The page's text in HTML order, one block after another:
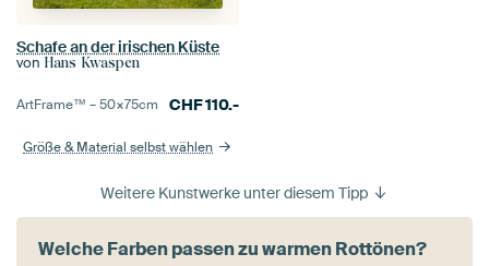
Schafe an der irischen Küste
von Hans Kwaspen
ArtFrame™ –50×75cm CHF110.-
Größe & Material selbst wählen
Weitere Kunstwerke unter diesem Tipp
Welche Farben passen zu warmen Rottönen?